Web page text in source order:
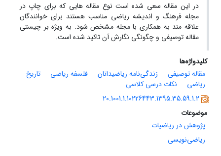
در این مقاله سعی شده است نوع مقاله هایی که برای چاپ در
مجله فرهنگ و اندیشه ریاضی مناسب هستند برای خوانندگان
علاقه مند به همکاری با مجله مشخص شود. به ویژه بر چیستی
مقاله توصیفی و چگونگی نگارش آن تاکید شده است.
کلیدواژه‌ها
مقاله توصیفی
زندگی‌نامه ریاضیدانان فلسفه ریاضی
تاریخ
ریاضی
نکات درسی کلاسی
20.1001.1.10226443.1395.35.59.1.2
موضوعات
پژوهش در ریاضیات
ریاضی‌نویسی